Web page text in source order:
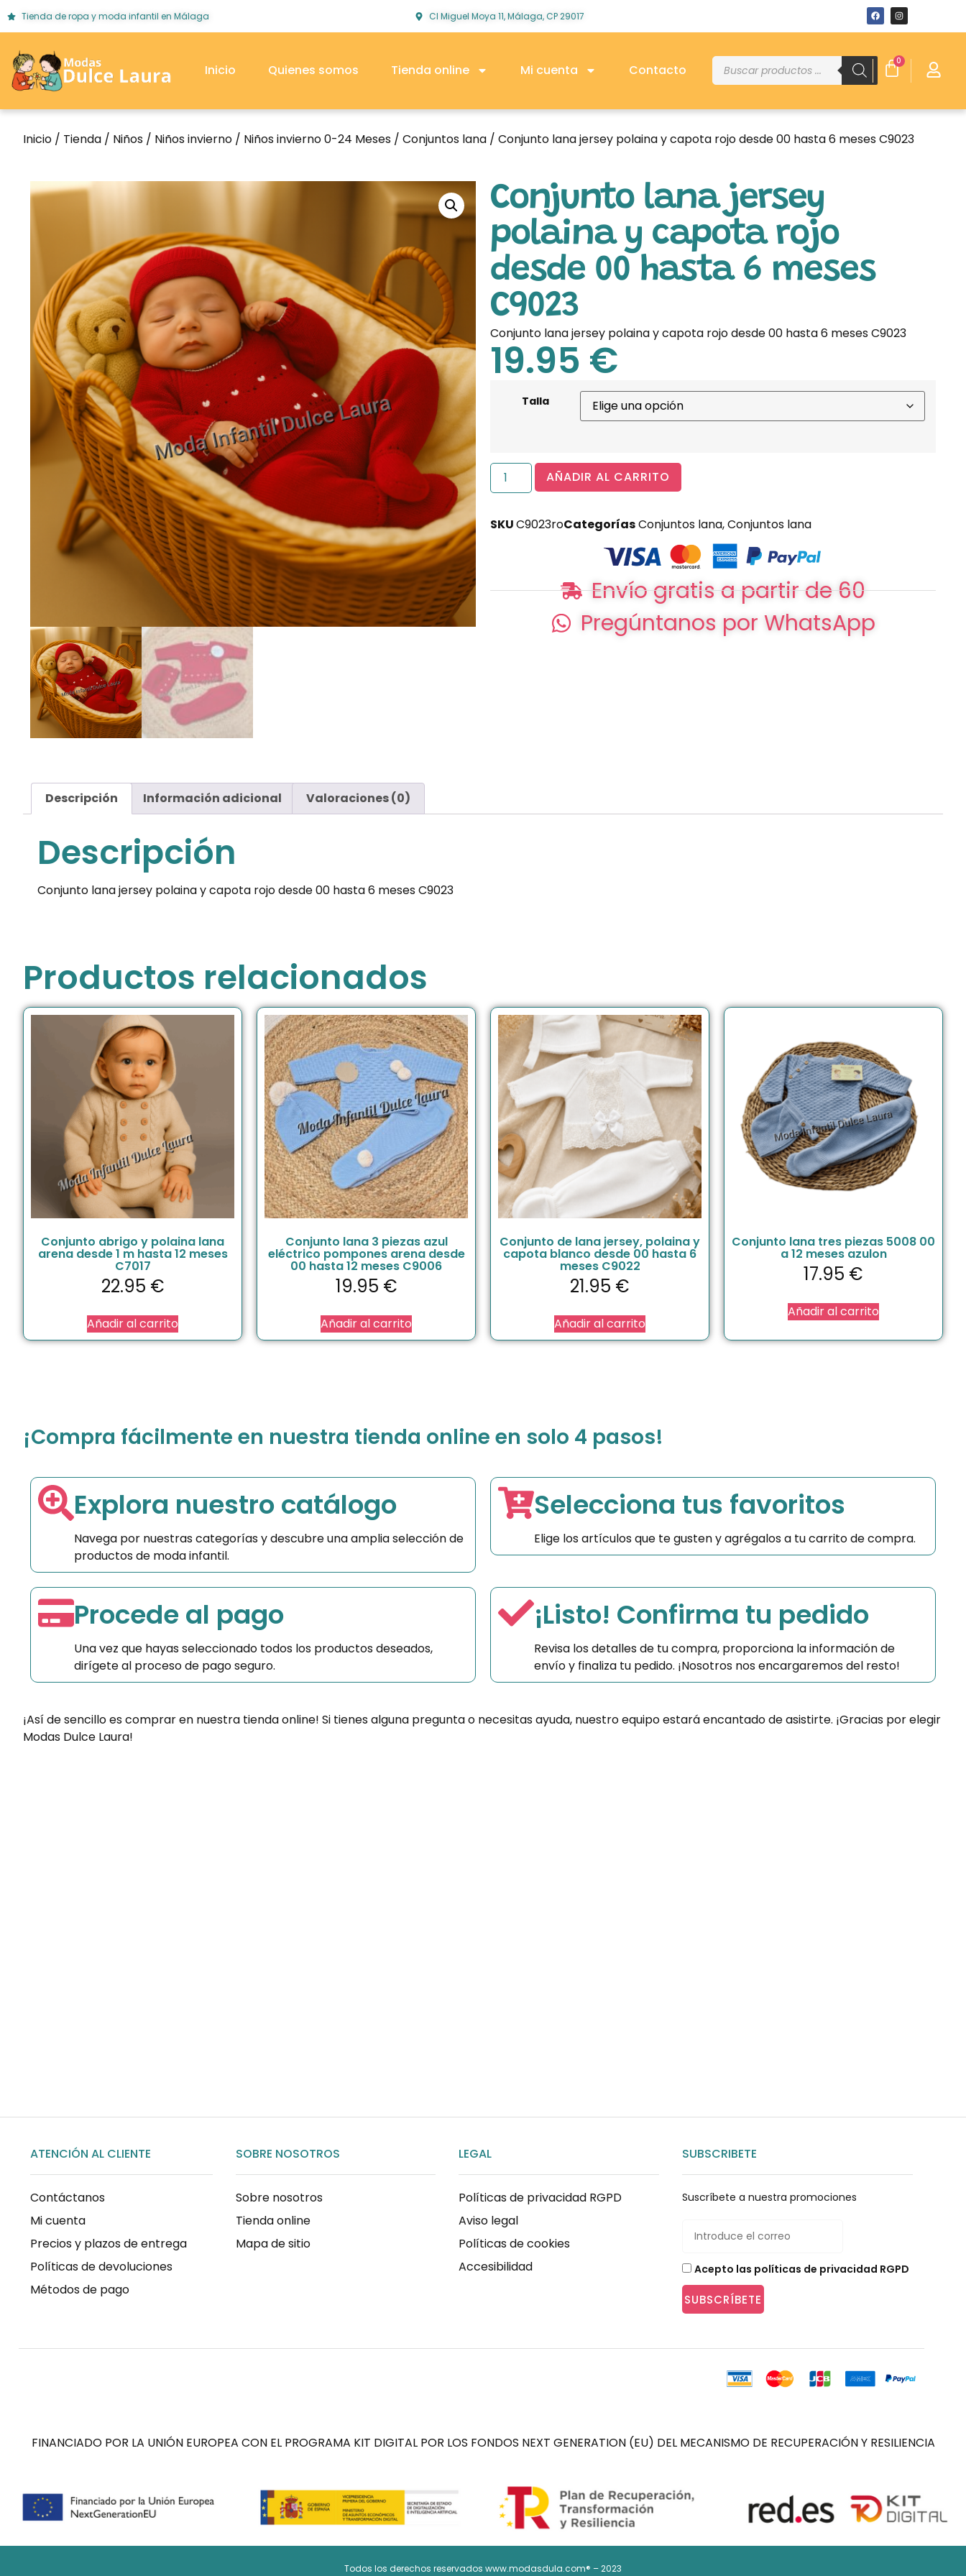
Tienda de ropa y moda infantil en Málaga Cl Miguel Moya 11, Málaga, CP 29017
Inicio Quienes somos Tienda online Mi cuenta Contacto
0
Inicio / Tienda / Niños / Niños invierno / Niños invierno 0-24 Meses / Conjuntos lana / Conjunto lana jersey polaina y capota rojo desde 00 hasta 6 meses C9023
Conjunto lana jersey
polaina y capota rojo
desde 00 hasta 6 meses
C9023
Conjunto lana jersey polaina y capota rojo desde 00 hasta 6 meses C9023
19.95 €
Talla
AÑADIR AL CARRITO
SKUC9023roCategoríasConjuntos lana,Conjuntos lana
Envío gratis a partir de 60
Pregúntanos por WhatsApp
Descripción Información adicional Valoraciones (0)
Descripción
Conjunto lana jersey polaina y capota rojo desde 00 hasta 6 meses C9023
Productos relacionados
Conjunto abrigo y polaina lana
arena desde 1 m hasta 12 meses
C7017
22.95 €
Añadir al carrito
Conjunto lana 3 piezas azul
eléctrico pompones arena desde
00 hasta 12 meses C9006
19.95 €
Añadir al carrito
Conjunto de lana jersey, polaina y
capota blanco desde 00 hasta 6
meses C9022
21.95 €
Añadir al carrito
Conjunto lana tres piezas 5008 00
a 12 meses azulon
17.95 €
Añadir al carrito
¡Compra fácilmente en nuestra tienda online en solo 4 pasos!
Explora nuestro catálogo
Navega por nuestras categorías y descubre una amplia selección de
productos de moda infantil.
Selecciona tus favoritos
Elige los artículos que te gusten y agrégalos a tu carrito de compra.
Procede al pago
Una vez que hayas seleccionado todos los productos deseados,
dirígete al proceso de pago seguro.
¡Listo! Confirma tu pedido
Revisa los detalles de tu compra, proporciona la información de
envío y finaliza tu pedido. ¡Nosotros nos encargaremos del resto!
¡Así de sencillo es comprar en nuestra tienda online! Si tienes alguna pregunta o necesitas ayuda, nuestro equipo estará encantado de asistirte. ¡Gracias por elegir
Modas Dulce Laura!
ATENCIÓN AL CLIENTE
Contáctanos
Mi cuenta
Precios y plazos de entrega
Políticas de devoluciones
Métodos de pago
SOBRE NOSOTROS
Sobre nosotros
Tienda online
Mapa de sitio
LEGAL
Políticas de privacidad RGPD
Aviso legal
Políticas de cookies
Accesibilidad
SUBSCRIBETE
Suscríbete a nuestra promociones
Acepto las políticas de privacidad RGPD
SUBSCRÍBETE
FINANCIADO POR LA UNIÓN EUROPEA CON EL PROGRAMA KIT DIGITAL POR LOS FONDOS NEXT GENERATION (EU) DEL MECANISMO DE RECUPERACIÓN Y RESILIENCIA
Todos los derechos reservados www.modasdula.com® – 2023